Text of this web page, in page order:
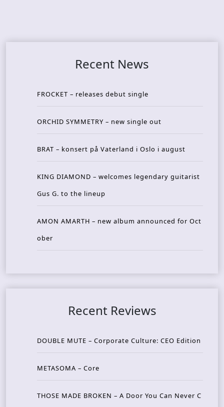
Recent News
FROCKET – releases debut single
ORCHID SYMMETRY – new single out
BRAT – konsert på Vaterland i Oslo i august
KING DIAMOND – welcomes legendary guitarist
Gus G. to the lineup
AMON AMARTH – new album announced for Oct
ober
Recent Reviews
DOUBLE MUTE – Corporate Culture: CEO Edition
METASOMA – Core
THOSE MADE BROKEN – A Door You Can Never C